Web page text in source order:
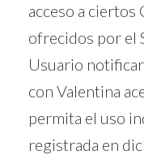
acceso a
ofrecidos por el
Usuario
con Valentina
permita el uso
registrada en